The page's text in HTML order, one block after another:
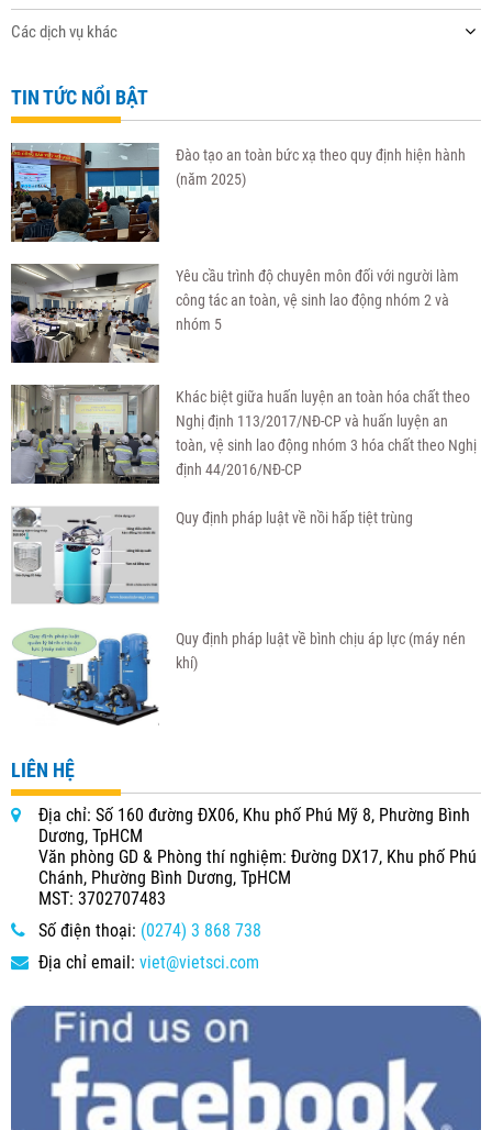
Các dịch vụ khác
TIN TỨC NỔI BẬT
Đào tạo an toàn bức xạ theo quy định hiện hành
(năm 2025)
Yêu cầu trình độ chuyên môn đối với người làm
công tác an toàn, vệ sinh lao động nhóm 2 và
nhóm 5
Khác biệt giữa huấn luyện an toàn hóa chất theo
Nghị định 113/2017/NĐ-CP và huấn luyện an
toàn, vệ sinh lao động nhóm 3 hóa chất theo Nghị
định 44/2016/NĐ-CP
Quy định pháp luật về nồi hấp tiệt trùng
Quy định pháp luật về bình chịu áp lực (máy nén
khí)
LIÊN HỆ
Địa chỉ: Số 160 đường ĐX06, Khu phố Phú Mỹ 8, Phường Bình
Dương, TpHCM
Văn phòng GD & Phòng thí nghiệm: Đường DX17, Khu phố Phú
Chánh, Phường Bình Dương, TpHCM
MST: 3702707483
Số điện thoại: (0274) 3 868 738
Địa chỉ email: viet@vietsci.com